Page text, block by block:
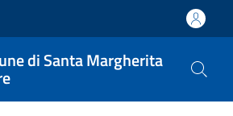
di Santa Margherita